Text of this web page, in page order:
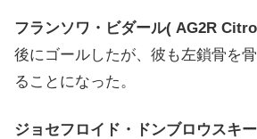
フランソワ・ビダール( AG2R
後にゴールしたが、彼も左鎖骨を
ることになった。
ジョセフロイド・ドンブロウスキ